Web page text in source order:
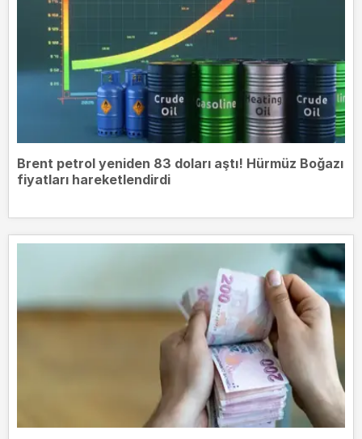
Brent petrol yeniden 83 doları aştı! Hürmüz Boğazı
fiyatları hareketlendirdi